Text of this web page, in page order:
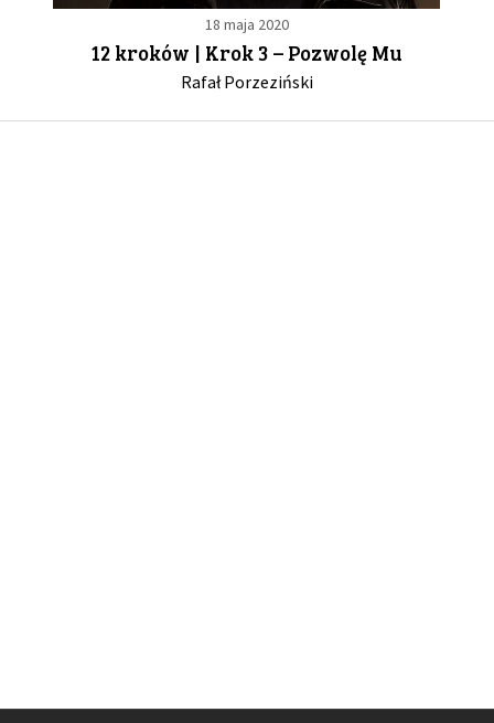
GALERIA
DRUŻYNA
18 maja 2020
12 kroków | Krok 3 – Pozwolę Mu
Rafał Porzeziński